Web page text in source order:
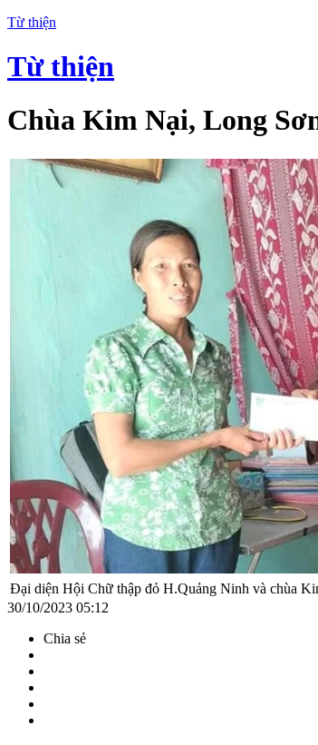
Từ thiện
Từ thiện
Chùa Kim Nại, Long
Đại diện Hội Chữ thập đỏ H.Quảng Ninh và chùa
30/10/2023 05:12
Chia sẻ